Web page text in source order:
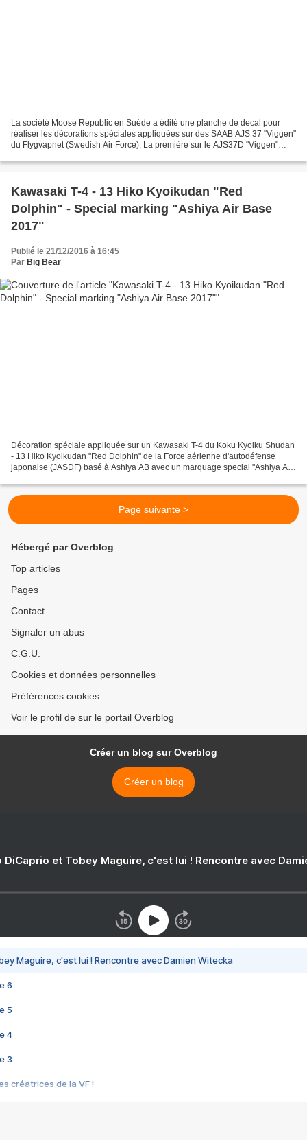
La société Moose Republic en Suéde a édité une planche de decal pour
réaliser les décorations spéciales appliquées sur des SAAB AJS 37 "Viggen"
du Flygvapnet (Swedish Air Force). La première sur le AJS37D "Viggen"
Kawasaki T-4 - 13 Hiko Kyoikudan "Red
Dolphin" - Special marking "Ashiya Air Base
2017"
Publié le 21/12/2016 à 16:45
Par Big Bear
Décoration spéciale appliquée sur un Kawasaki T-4 du Koku Kyoiku Shudan
- 13 Hiko Kyoikudan "Red Dolphin" de la Force aérienne d'autodéfense
japonaise (JASDF) basé à Ashiya AB avec un marquage special "Ashiya Air
Page suivante >
Hébergé par Overblog
Top articles
Pages
Contact
Signaler un abus
C.G.U.
Cookies et données personnelles
Préférences cookies
Voir le profil de sur le portail Overblog
Créer un blog sur Overblog
Créer un blog
DiCaprio et Tobey Maguire, c'est lui ! Rencontre avec
Maguire, c'est lui ! Rencontre avec Damien Witecka
6
5
4
3
créatrices de la VF !